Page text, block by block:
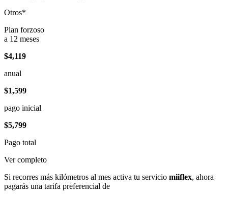
Otros*
Plan forzoso
a 12 meses
$4,119
anual
$1,599
pago inicial
$5,799
Pago total
Ver completo
Si recorres más kilómetros al mes activa tu servicio miiflex, ahora
pagarás una tarifa preferencial de